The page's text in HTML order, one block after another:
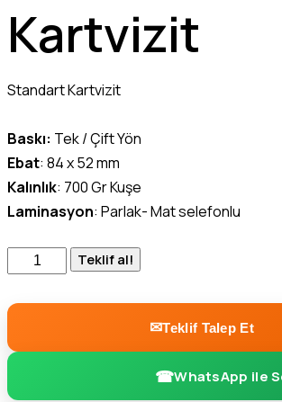
Kartvizit
Standart Kartvizit
Baskı: Tek / Çift Yön
Ebat: 84 x 52 mm
Kalınlık: 700 Gr Kuşe
Laminasyon: Parlak- Mat selefonlu
Teklif al!
Teklif Talep Et
WhatsApp ile